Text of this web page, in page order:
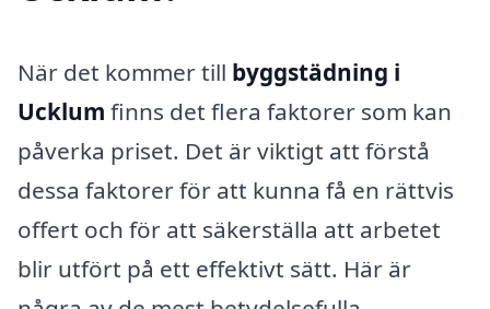
När det kommer till byggstädning i
Ucklum finns det flera faktorer som kan
påverka priset. Det är viktigt att förstå
dessa faktorer för att kunna få en rättvis
offert och för att säkerställa att arbetet
blir utfört på ett effektivt sätt. Här är